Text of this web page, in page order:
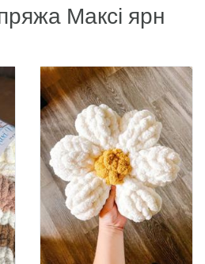
Максі ярн